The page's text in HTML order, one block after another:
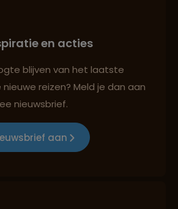
reisroutes
mét indivuele vrijheid
en acties
blijven van het laatste
reizen? Meld je dan aan
nieuwsbrief.
aan